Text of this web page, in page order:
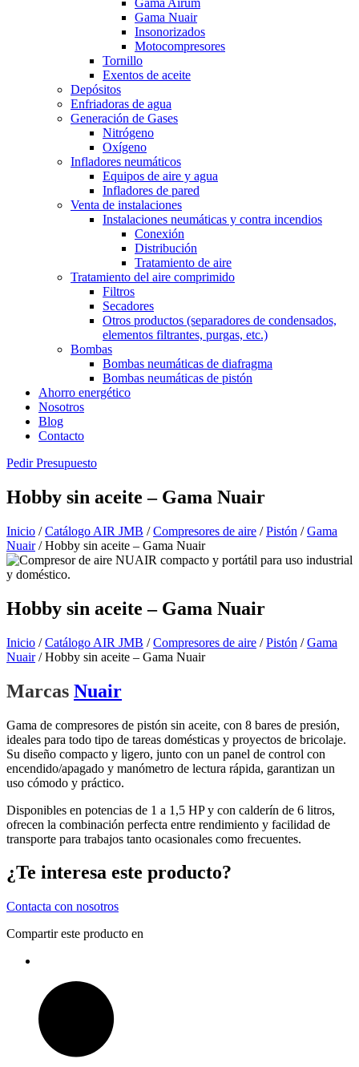
Gama Airum
Gama Nuair
Insonorizados
Motocompresores
Tornillo
Exentos de aceite
Depósitos
Enfriadoras de agua
Generación de Gases
Nitrógeno
Oxígeno
Infladores neumáticos
Equipos de aire y agua
Infladores de pared
Venta de instalaciones
Instalaciones neumáticas y contra incendios
Conexión
Distribución
Tratamiento de aire
Tratamiento del aire comprimido
Filtros
Secadores
Otros productos (separadores de condensados,
elementos filtrantes, purgas, etc.)
Bombas
Bombas neumáticas de diafragma
Bombas neumáticas de pistón
Ahorro energético
Nosotros
Blog
Contacto
Pedir Presupuesto
Hobby sin aceite – Gama Nuair
Inicio /Catálogo AIR JMB /Compresores de aire /Pistón /Gama
Nuair/ Hobby sin aceite – Gama Nuair
Hobby sin aceite – Gama Nuair
Inicio /Catálogo AIR JMB /Compresores de aire /Pistón /Gama
Nuair/ Hobby sin aceite – Gama Nuair
Marcas Nuair
Gama de compresores de pistón sin aceite, con 8 bares de presión,
ideales para todo tipo de tareas domésticas y proyectos de bricolaje.
Su diseño compacto y ligero, junto con un panel de control con
encendido/apagado y manómetro de lectura rápida, garantizan un
uso cómodo y práctico.
Disponibles en potencias de 1 a 1,5 HP y con calderín de 6 litros,
ofrecen la combinación perfecta entre rendimiento y facilidad de
transporte para trabajos tanto ocasionales como frecuentes.
¿Te interesa este producto?
Contacta con nosotros
Compartir este producto en